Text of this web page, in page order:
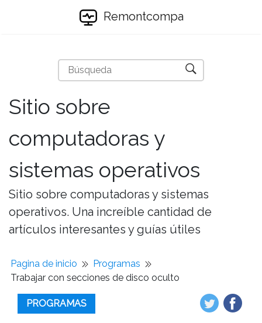
Remontcompa
Sitio sobre
computadoras y
sistemas operativos
Sitio sobre computadoras y sistemas
operativos. Una increíble cantidad de
artículos interesantes y guías útiles
Pagina de inicio
Programas
Trabajar con secciones de disco oculto
PROGRAMAS